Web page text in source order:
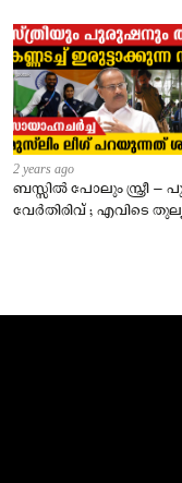
2 years ago
ബസ്സിൽ പോലും സ്ത്രീ –
വേർതിരിവ് ; എവിടെ